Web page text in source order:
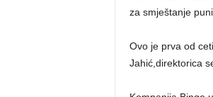
za smještanje
Ovo je prva od
Jahić,direktorica